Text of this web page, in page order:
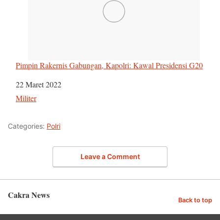
Pimpin Rakernis Gabungan, Kapolri: Kawal Presidensi G20
Tanggal
22 Maret 2022
Sehubungan dengan
Militer
Categories: Polri
Leave a Comment
Cakra News Back to top